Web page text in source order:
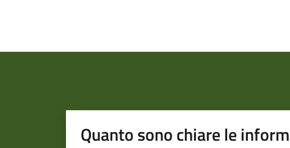
Quanto sono chiare le